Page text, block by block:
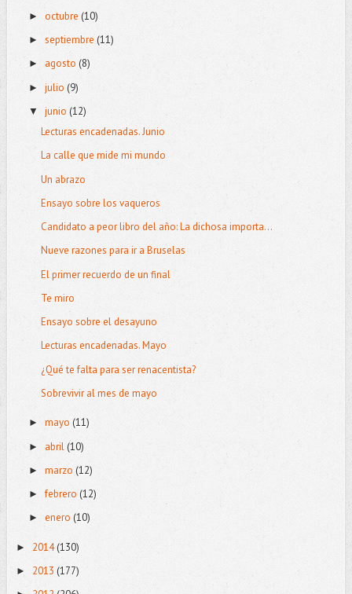
► octubre (10)
► septiembre (11)
► agosto (8)
► julio (9)
▼ junio (12)
Lecturas encadenadas. Junio
La calle que mide mi mundo
Un abrazo
Ensayo sobre los vaqueros
Candidato a peor libro del año: La dichosa importa...
Nueve razones para ir a Bruselas
El primer recuerdo de un final
Te miro
Ensayo sobre el desayuno
Lecturas encadenadas. Mayo
¿Qué te falta para ser renacentista?
Sobrevivir al mes de mayo
► mayo (11)
► abril(10)
► marzo (12)
►febrero (12)
► enero (10)
► 2014(130)
► 2013 (177)